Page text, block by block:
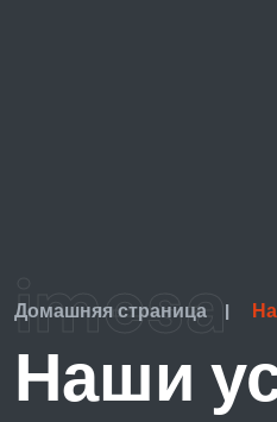
imesa
Домашняя страница |
Наши